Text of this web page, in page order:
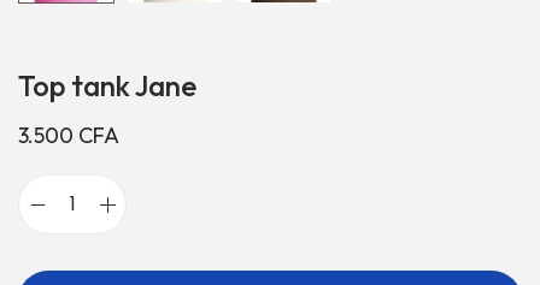
Top tank Jane
3.500 CFA